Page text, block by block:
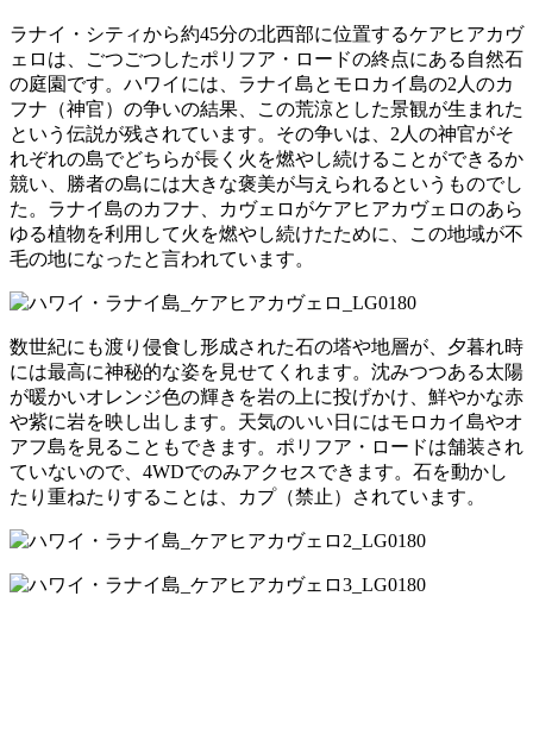
ラナイ・シティから約45分の北西部に位置するケアヒアカヴ
ェロは、ごつごつしたポリフア・ロードの終点にある自然石
の庭園です。ハワイには、ラナイ島とモロカイ島の2人のカ
フナ（神官）の争いの結果、この荒涼とした景観が生まれた
という伝説が残されています。その争いは、2人の神官がそ
れぞれの島でどちらが長く火を燃やし続けることができるか
競い、勝者の島には大きな褒美が与えられるというものでし
た。ラナイ島のカフナ、カヴェロがケアヒアカヴェロのあら
ゆる植物を利用して火を燃やし続けたために、この地域が不
毛の地になったと言われています。
数世紀にも渡り侵食し形成された石の塔や地層が、夕暮れ時
には最高に神秘的な姿を見せてくれます。沈みつつある太陽
が暖かいオレンジ色の輝きを岩の上に投げかけ、鮮やかな赤
や紫に岩を映し出します。天気のいい日にはモロカイ島やオ
アフ島を見ることもできます。ポリフア・ロードは舗装され
ていないので、4WDでのみアクセスできます。石を動かし
たり重ねたりすることは、カプ（禁止）されています。